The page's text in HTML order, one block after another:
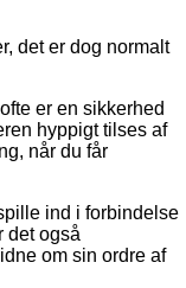
det er dog normalt
er en sikkerhed
hyppigt tilses af
når du får
ind i forbindelse
det også
om sin ordre af